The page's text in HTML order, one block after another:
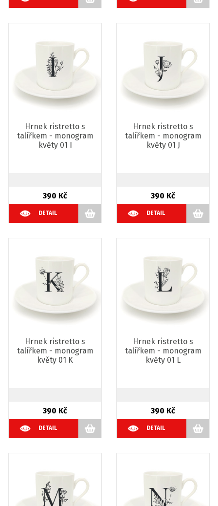
Hrnek ristretto s
talířkem - monogram
květy 01 I
390 Kč
DETAIL
Hrnek ristretto s
talířkem - monogram
květy 01 J
390 Kč
DETAIL
Hrnek ristretto s
talířkem - monogram
květy 01 K
390 Kč
DETAIL
Hrnek ristretto s
talířkem - monogram
květy 01 L
390 Kč
DETAIL